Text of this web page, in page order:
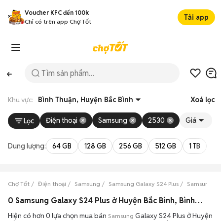
Voucher KFC đến 100k
Chỉ có trên app Chợ Tốt
Tải app
Khu vực: Bình Thuận, Huyện Bắc Bình Xoá lọc
Lọc Điện thoại Samsung 2530 Giá
Dung lượng: 64 GB 128 GB 256 GB 512 GB 1 TB
Chợ Tốt Điện thoại Samsung Samsung Galaxy S24 Plus Samsung
0 Samsung Galaxy S24 Plus ở Huyện Bắc Bình, Bình Thuận máy bền đẹp đang bán 08/2026
Hiện có hơn 0 lựa chọn mua bán Samsung Galaxy S24 Plus ở Huyện